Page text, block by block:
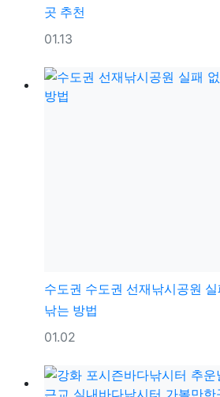
곳 추천
등록일
01.13
수도권 수도권 선재낚시공원
낚는 방법
등록일
01.02